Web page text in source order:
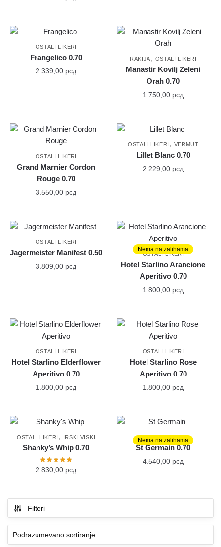
OSTALI LIKERI
Frangelico 0.70
2.339,00 рсд
RAKIJA, OSTALI LIKERI
Manastir Kovilj Zeleni
Orah 0.70
1.750,00 рсд
OSTALI LIKERI
Grand Marnier Cordon
Rouge 0.70
3.550,00 рсд
OSTALI LIKERI , VERMUT
Lillet Blanc 0.70
2.229,00 рсд
OSTALI LIKERI
Jagermeister Manifest 0.50
3.809,00 рсд
Nema na zalihama
OSTALI LIKERI
Hotel Starlino Arancione
Aperitivo 0.70
1.800,00 рсд
OSTALI LIKERI
Hotel Starlino Elderflower
Aperitivo 0.70
1.800,00 рсд
OSTALI LIKERI
Hotel Starlino Rose
Aperitivo 0.70
1.800,00 рсд
OSTALI LIKERI , IRSKI VISKI
Shanky’s Whip 0.70
2.830,00 рсд
Nema na zalihama
OSTALI LIKERI
St Germain 0.70
4.540,00 рсд
Filteri